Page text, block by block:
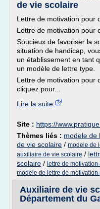
de vie scolaire
Lettre de motivation pour
Lettre de motivation pour
Soucieux de favoriser la
situation de handicap,
un établissement en tant
un modèle de lettre type.
Lettre de motivation pour
cliquez pour...
Lire la suite
Site : https://
Thèmes liés : modele de
de vie scolaire / modele de
auxiliaire de vie scolaire /
scolaire / lettre de
modele de lettre de
Auxiliaire de vie
Département du